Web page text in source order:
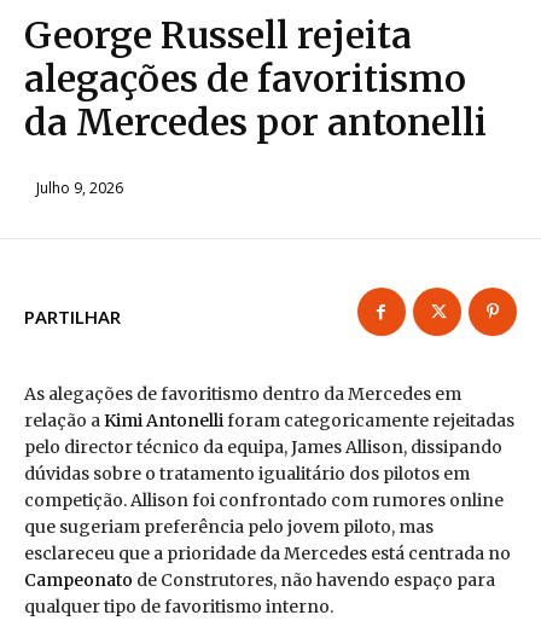
George Russell rejeita
alegações de favoritismo
da Mercedes por antonelli
Julho 9, 2026
PARTILHAR
As alegações de favoritismo dentro da Mercedes em
relação aKimi Antonelliforam categoricamente rejeitadas
pelo director técnico da equipa, James Allison, dissipando
dúvidas sobre o tratamento igualitário dos pilotos em
competição. Allison foi confrontado com rumores online
que sugeriam preferência pelo jovem piloto, mas
esclareceu que a prioridade da Mercedes está centrada no
Campeonato de Construtores, não havendo espaço para
qualquer tipo de favoritismo interno.